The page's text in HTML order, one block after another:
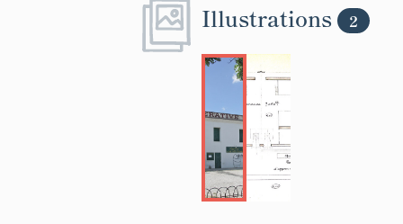
Illustrations 2